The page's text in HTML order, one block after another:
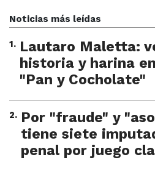
Noticias más leídas
1. Lautaro Maletta:
historia y harina
"Pan y Cocholate"
2. Por "fraude" y
tiene siete
penal por juego